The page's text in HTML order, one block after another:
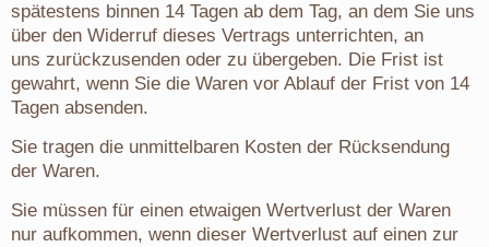
spätestens binnen 14 Tagen ab dem Tag, an dem Sie uns
über den Widerruf dieses Vertrags unterrichten, an
uns zurückzusenden oder zu übergeben. Die Frist ist
gewahrt, wenn Sie die Waren vor Ablauf der Frist von 14
Tagen absenden.
Sie tragen die unmittelbaren Kosten der Rücksendung
der Waren.
Sie müssen für einen etwaigen Wertverlust der Waren
nur aufkommen, wenn dieser Wertverlust auf einen zur